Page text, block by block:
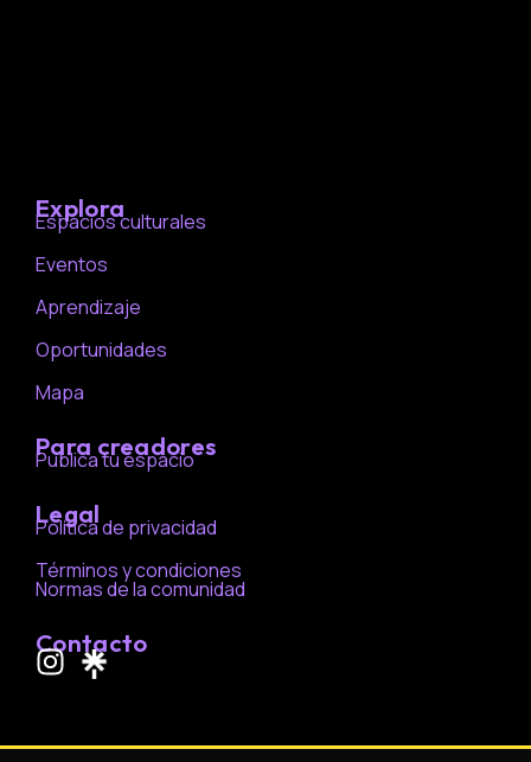
Explora
Espacios culturales
Eventos
Aprendizaje
Oportunidades
Mapa
Para creadores
Publica tu espacio
Legal
Política de privacidad
Términos y condiciones
Normas de la comunidad
Contacto
I
n
t